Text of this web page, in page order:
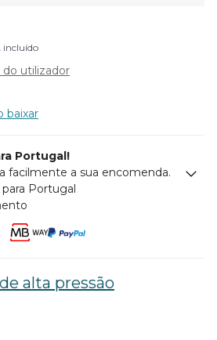
incluído
do utilizador
baixar
Portugal!
facilmente a sua encomenda.
para Portugal
alta pressão